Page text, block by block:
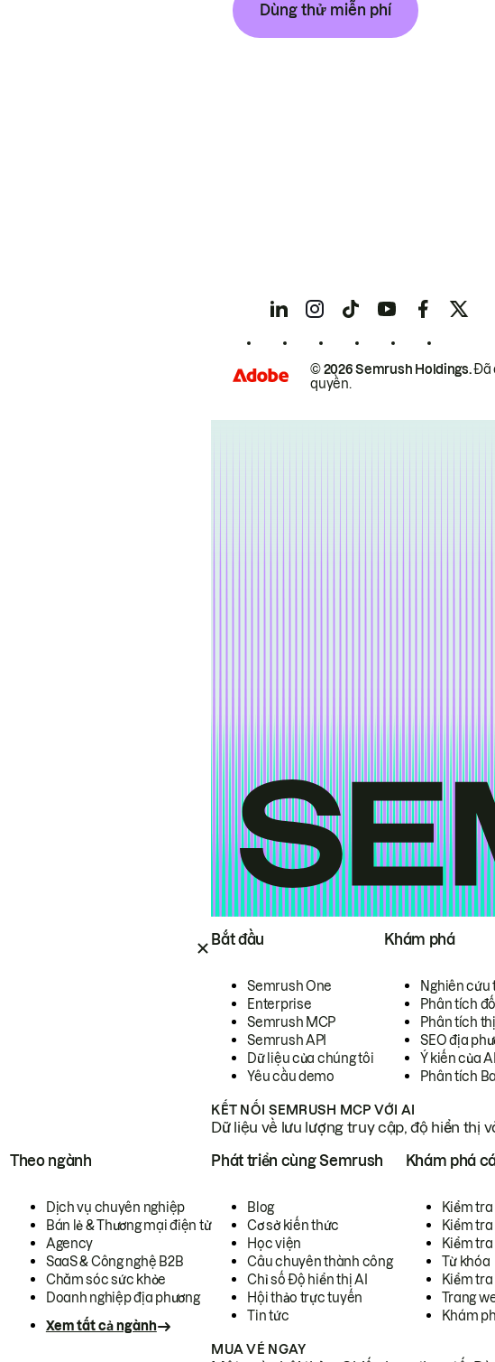
Bắt đầu
Semrush One
Enterprise
Semrush MCP
Semrush API
Dữ liệu của chúng tôi
Yêu cầu demo
Khám phá
Nghiên cứu
Phân tích
Phân tích
SEO địa
Ý kiến của
Phân tích
KẾT NỐI SEMRUSH MCP VỚI AI
Dữ liệu về lưu lượng truy cập, độ hiển thị
Theo ngành
Dịch vụ chuyên nghiệp
Bán lẻ & Thương mại điện tử
Agency
SaaS & Công nghệ B2B
Chăm sóc sức khỏe
Doanh nghiệp địa phương
Xem tất cả ngành
Phát triển cùng Semrush
Blog
Cơ sở kiến thức
Học viện
Câu chuyên thành công
Chỉ số Độ hiển thị AI
Hội thảo trực tuyến
Tin tức
Khám phá
Kiểm
Kiểm tra
Kiểm
Từ khóa
Kiểm
Trang
Khám
MUA VÉ NGAY
Dùng thử miễn phí
© 2026 Semrush Holdings.Đã
quyền.